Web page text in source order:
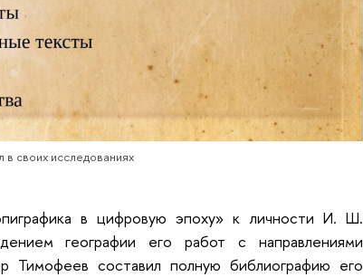
своих исследованиях
в цифровую эпоху» к личности И. Ш.
географии его работ с направлениями
Тимофеев составил полную библиографию его